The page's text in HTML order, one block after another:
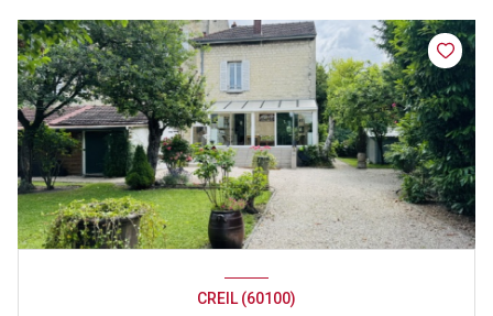
CREIL (60100)